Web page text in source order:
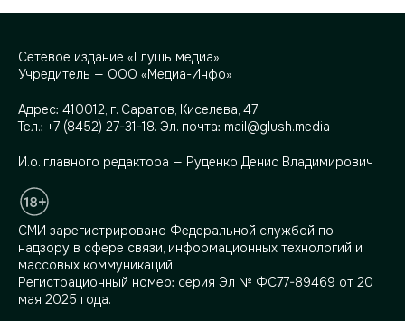
Сетевое издание «Глушь медиа»
Учредитель — ООО «Медиа-Инфо»
Адрес: 410012, г. Саратов, Киселева, 47
Тел.: +7 (8452) 27-31-18. Эл. почта: mail@glush.media
И.о. главного редактора — Руденко Денис Владимирович
СМИ зарегистрировано Федеральной службой по
надзору в сфере связи, информационных технологий и
массовых коммуникаций.
Регистрационный номер: серия Эл № ФС77-89469 от 20
мая 2025 года.